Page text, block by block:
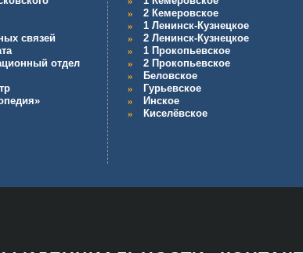
связей
отдел
2 Кемеровское
1 Ленинск-Кузнецкое
2 Ленинск-Кузнецкое
1 Прокопьевское
2 Прокопьевское
Беловское
Гурьевское
Инское
Киселёвское